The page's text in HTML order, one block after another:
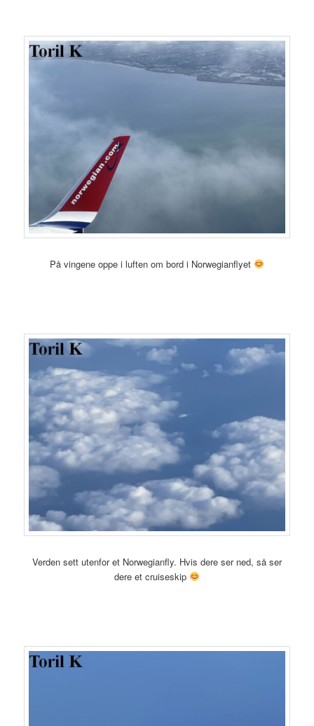
På vingene oppe i luften om bord i Norwegianflyet
Verden sett utenfor et Norwegianfly. Hvis dere ser ned, så ser
dere et cruiseskip